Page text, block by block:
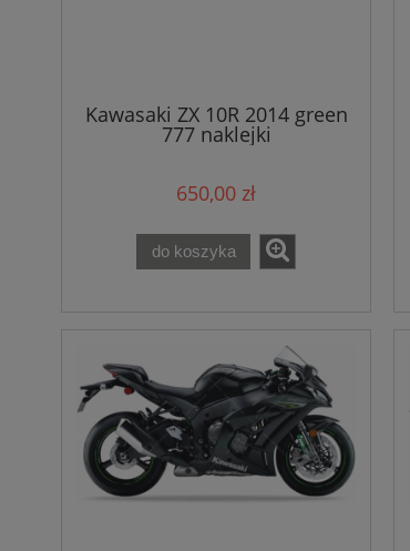
Kawasaki ZX 10R 2014 green
777 naklejki
650,00 zł
do koszyka